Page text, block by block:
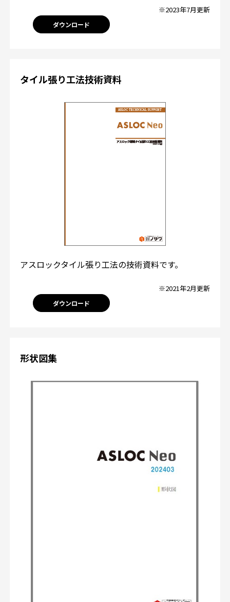
※2023年7月更新
ダウンロード
タイル張り工法技術資料
アスロックタイル張り工法の技術資料です。
※2021年2月更新
ダウンロード
形状図集